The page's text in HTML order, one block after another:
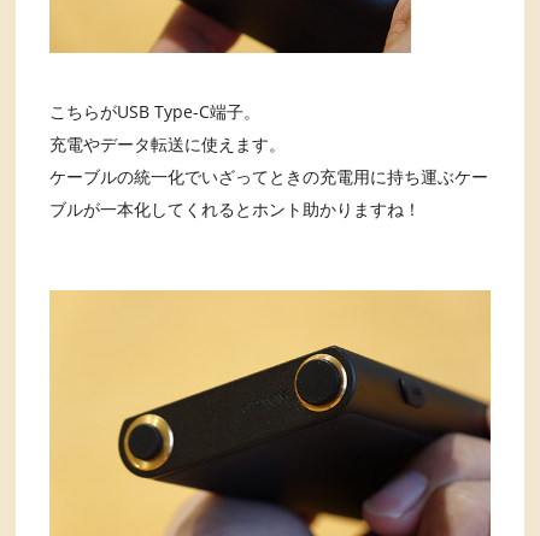
こちらがUSB Type-C端子。
充電やデータ転送に使えます。
ケーブルの統一化でいざってときの充電用に持ち運ぶケー
ブルが一本化してくれるとホント助かりますね！